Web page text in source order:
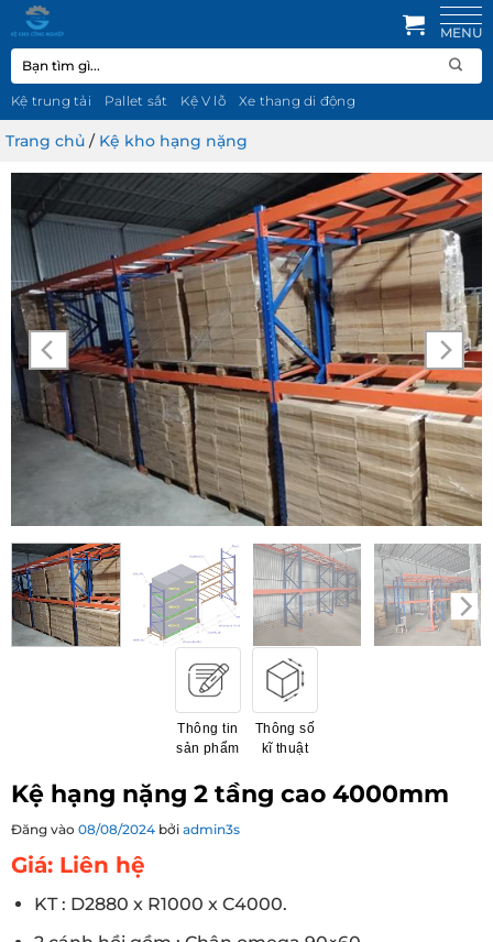
qua
nội
dung
Tìm
kiếm:
Kệ trung tải Pallet sắt Kệ V lỗ Xe thang di động
Trang chủ / Kệ kho hạng nặng
Thông tin
sản phẩm
Thông số
kĩ thuật
Kệ hạng nặng 2 tầng cao 4000mm
Đăng vào 08/08/2024 bởi admin3s
Giá: Liên hệ
KT : D2880 x R1000 x C4000.